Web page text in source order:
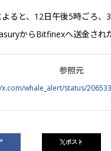
ると、12日午後5時ごろ、
からBitfinexへ送金され
参照元
whale_alert/status/
ポスト